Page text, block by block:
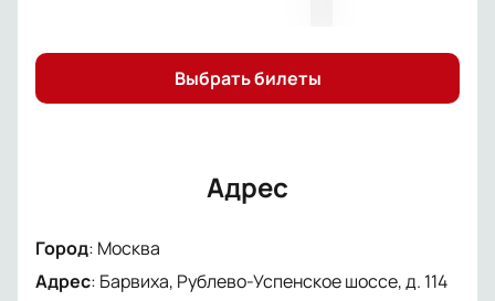
Выбрать билеты
Адрес
Город: Москва
Адрес: Барвиха, Рублево-Успенское шоссе, д. 114